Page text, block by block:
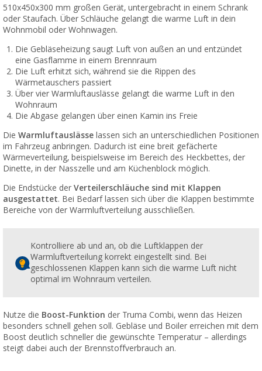
510x450x300 mm großen Gerät, untergebracht in einem Schrank
oder Staufach. Über Schläuche gelangt die warme Luft in dein
Wohnmobil oder Wohnwagen.
Die Gebläseheizung saugt Luft von außen an und entzündet
eine Gasflamme in einem Brennraum
Die Luft erhitzt sich, während sie die Rippen des
Wärmetauschers passiert
Über vier Warmluftauslässe gelangt die warme Luft in den
Wohnraum
Die Abgase gelangen über einen Kamin ins Freie
Die Warmluftauslässe lassen sich an unterschiedlichen Positionen
im Fahrzeug anbringen. Dadurch ist eine breit gefächerte
Wärmeverteilung, beispielsweise im Bereich des Heckbettes, der
Dinette, in der Nasszelle und am Küchenblock möglich.
Die Endstücke der Verteilerschläuche sind mit Klappen
ausgestattet. Bei Bedarf lassen sich über die Klappen bestimmte
Bereiche von der Warmluftverteilung ausschließen.
Kontrolliere ab und an, ob die Luftklappen der
Warmluftverteilung korrekt eingestellt sind. Bei
geschlossenen Klappen kann sich die warme Luft nicht
optimal im Wohnraum verteilen.
Nutze die Boost-Funktion der Truma Combi, wenn das Heizen
besonders schnell gehen soll. Gebläse und Boiler erreichen mit dem
Boost deutlich schneller die gewünschte Temperatur – allerdings
steigt dabei auch der Brennstoffverbrauch an.